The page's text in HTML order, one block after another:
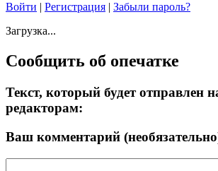
Войти | Регистрация | Забыли пароль?
Загрузка...
Сообщить об опечатке
Текст, который будет отправлен
редакторам:
Ваш комментарий